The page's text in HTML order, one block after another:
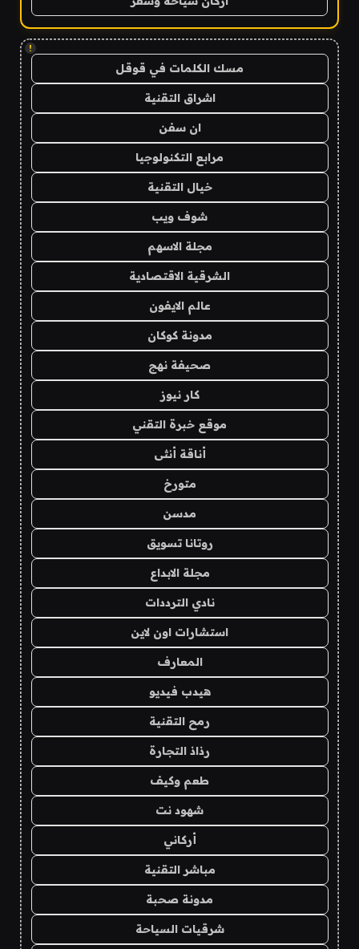
!
مسك الكلمات في قوقل
اشراق التقنية
ان سفن
مرابع التكنولوجيا
خيال التقنية
شوف ويب
مجلة الاسهم
الشرقية الاقتصادية
عالم الايفون
مدونة كوكان
صحيفة نهج
كار نيوز
موقع خبرة التقني
أناقة أنثى
متورخ
مدسن
روتانا تسويق
مجلة الابداع
نادي الترددات
استشارات اون لاين
المعارف
هيدب فيديو
رمح التقنية
رذاذ التجارة
طعم وكيف
شهود نت
أركاني
مباشر التقنية
مدونة صحبة
شرقيات السياحة